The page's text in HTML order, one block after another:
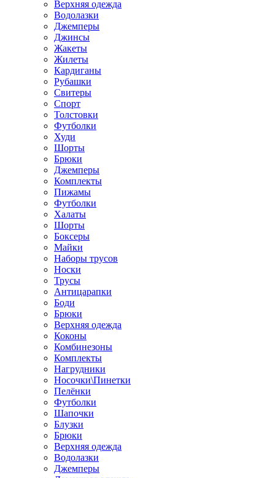
Верхняя одежда
Водолазки
Джемперы
Джинсы
Жакеты
Жилеты
Кардиганы
Рубашки
Свитеры
Спорт
Толстовки
Футболки
Худи
Шорты
Брюки
Джемперы
Комплекты
Пижамы
Футболки
Халаты
Шорты
Боксеры
Майки
Наборы трусов
Носки
Трусы
Антицарапки
Боди
Брюки
Верхняя одежда
Коконы
Комбинезоны
Комплекты
Нагрудники
Носочки\Пинетки
Пелёнки
Футболки
Шапочки
Блузки
Брюки
Верхняя одежда
Водолазки
Джемперы